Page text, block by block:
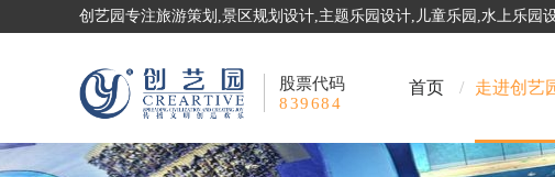
创艺园专注旅游策划,景区规划设计,主题乐园设计,儿童乐园,水上乐园
股票代码
839684
首页 / 走进创艺